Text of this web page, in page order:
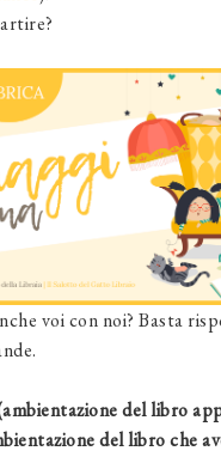
voi con noi? Basta
del libro
del libro che